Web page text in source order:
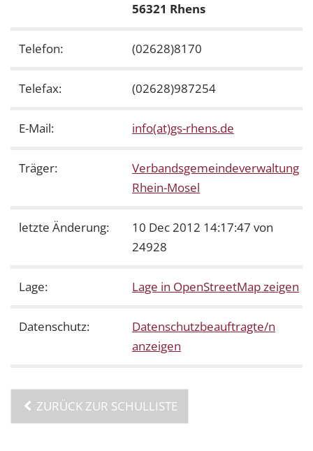
56321 Rhens
Telefon: (02628)8170
Telefax: (02628)987254
E-Mail: info(at)gs-rhens.de
Träger:
Verbandsgemeindeverwaltung
Rhein-Mosel
letzte Änderung:
10 Dec 2012 14:17:47 von
24928
Lage: Lage in OpenStreetMap zeigen
Datenschutz:
Datenschutzbeauftragte/n
anzeigen
ZURÜCK ZUR SCHULLISTE